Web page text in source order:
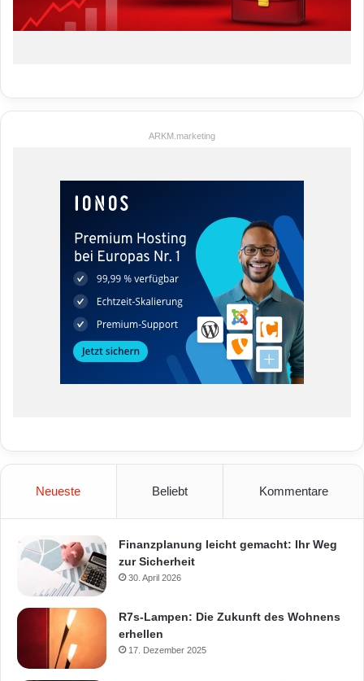
ARKM.marketing
Neueste Beliebt Kommentare
Finanzplanung leicht gemacht: Ihr Weg
zur Sicherheit
30. April 2026
R7s-Lampen: Die Zukunft des Wohnens
erhellen
17. Dezember 2025